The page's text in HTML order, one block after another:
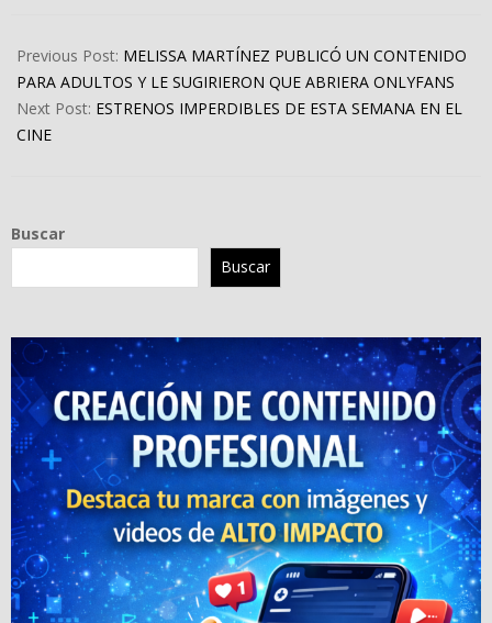
07-
06
Previous Post: MELISSA MARTÍNEZ PUBLICÓ UN CONTENIDO
PARA ADULTOS Y LE SUGIRIERON QUE ABRIERA ONLYFANS
Next Post: ESTRENOS IMPERDIBLES DE ESTA SEMANA EN EL
CINE
Buscar
Buscar